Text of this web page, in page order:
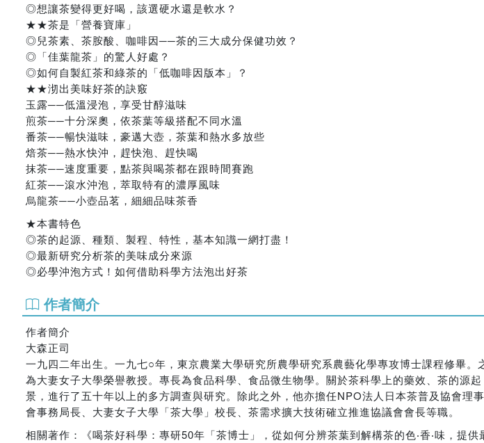
◎想讓茶變得更好喝，該選硬水還是軟水？
★★茶是「營養寶庫」
◎兒茶素、茶胺酸、咖啡因──茶的三大成分保健功效？
◎「佳葉龍茶」的驚人好處？
◎如何自製紅茶和綠茶的「低咖啡因版本」？
★★沏出美味好茶的訣竅
玉露──低溫浸泡，享受甘醇滋味
煎茶──十分深奧，依茶葉等級搭配不同水溫
番茶──暢快滋味，豪邁大壺，茶葉和熱水多放些
焙茶──熱水快沖，趕快泡、趕快喝
抹茶──速度重要，點茶與喝茶都在跟時間賽跑
紅茶──滾水沖泡，萃取特有的濃厚風味
烏龍茶──小壺品茗，細細品味茶香
★本書特色
◎茶的起源、種類、製程、特性，基本知識一網打盡！
◎最新研究分析茶的美味成分來源
◎必學沖泡方式！如何借助科學方法泡出好茶
作者簡介
作者簡介
大森正司
一九四二年出生。一九七○年，東京農業大學研究所農學研究系農藝化學專攻博士課程修畢
為大妻女子大學榮譽教授。專長為食品科學、食品微生物學。關於茶科學上的藥效、茶的源
景，進行了五十年以上的多方調查與研究。除此之外，他亦擔任NPO法人日本茶普及協會理
會事務局長、大妻女子大學「茶大學」校長、茶需求擴大技術確立推進協議會會長等職。
相關著作：《喝茶好科學：專研50年「茶博士」，從如何分辨茶葉到解構茶的色‧香‧味，提供